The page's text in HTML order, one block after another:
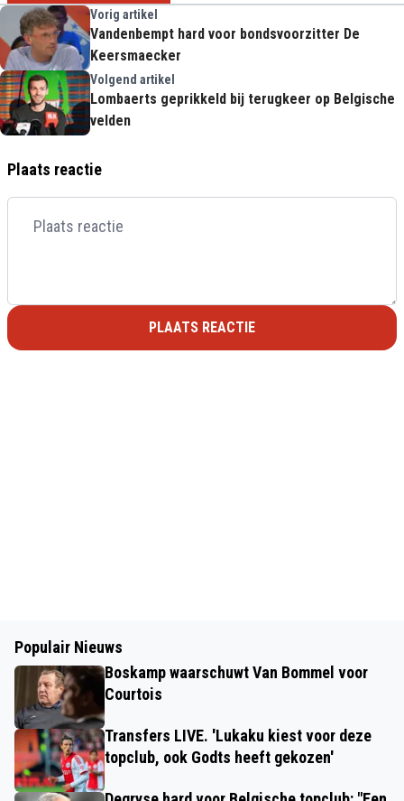
Vorig artikel
Vandenbempt hard voor bondsvoorzitter De
Keersmaecker
Volgend artikel
Lombaerts geprikkeld bij terugkeer op Belgische
velden
Plaats reactie
PLAATS REACTIE
Populair Nieuws
Boskamp waarschuwt Van Bommel voor
Courtois
Transfers LIVE. 'Lukaku kiest voor deze
topclub, ook Godts heeft gekozen'